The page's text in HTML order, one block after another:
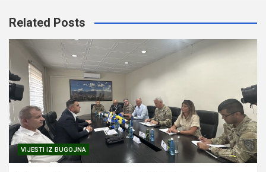
Related Posts
VIJESTI IZ BUGOJNA